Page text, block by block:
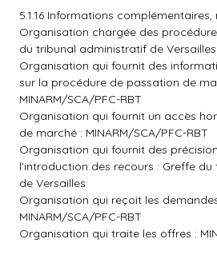
5.1.16 Informations
Organisation chargée des
du tribunal administratif de Versailles
Organisation qui fournit des
sur la procédure de passation de
MINARM/SCA/PFC-RBT
Organisation qui fournit un accès
de marché : MINARM/SCA/PFC-RBT
Organisation qui fournit des
l'introduction des recours : Greffe
de Versailles
Organisation qui reçoit les
MINARM/SCA/PFC-RBT
Organisation qui traite les offres :